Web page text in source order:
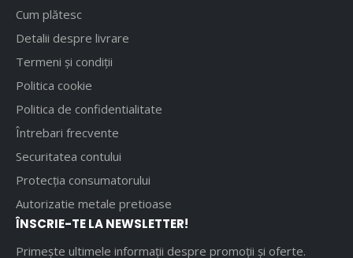
Cum plătesc
Detalii despre livrare
Termeni și condiții
Politica cookie
Politica de confidentialitate
Întrebari frecvente
Securitatea contului
Protecția consumatorului
Autorizatie metale pretioase
ÎNSCRIE-TE LA NEWSLETTER!
Primește ultimele informații despre promoții și oferte.